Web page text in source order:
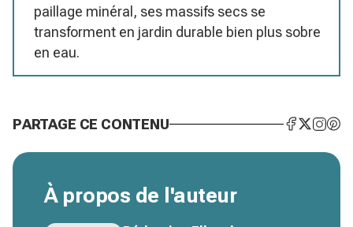
paillage minéral, ses massifs secs se
transforment en jardin durable bien plus sobre
en eau.
PARTAGE CE CONTENU
À propos de l'auteur